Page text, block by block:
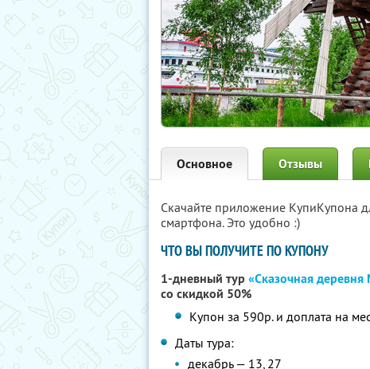
Основное Отзывы
Скачайте приложение КупиКупона
смартфона. Это удобно :)
ЧТО ВЫ ПОЛУЧИТЕ ПО КУПОНУ
1-дневный тур «Сказочная
со скидкой 50%
Купон за 590р. и доплата на
Даты тура:
декабрь — 13, 27